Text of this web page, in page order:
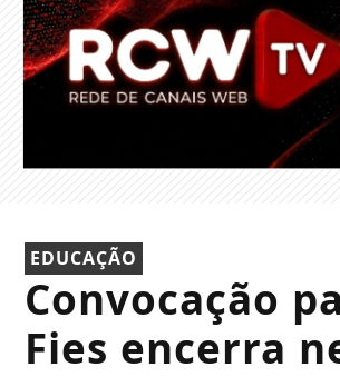
EDUCAÇÃO
Convocação
Fies encerra